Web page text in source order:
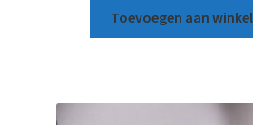
Toevoegen aan